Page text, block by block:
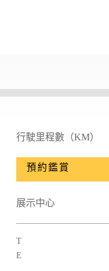
行駛里程數（KM）
預約鑑賞
展示中心
T
E